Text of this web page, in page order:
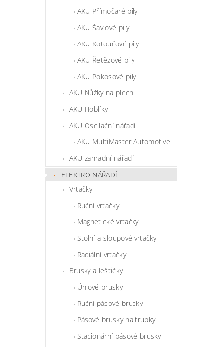
AKU Přímočaré pily
AKU Šavlové pily
AKU Kotoučové pily
AKU Řetězové pily
AKU Pokosové pily
AKU Nůžky na plech
AKU Hoblíky
AKU Oscilační nářadí
AKU MultiMaster Automotive
AKU zahradní nářadí
ELEKTRO NÁŘADÍ
Vrtačky
Ruční vrtačky
Magnetické vrtačky
Stolní a sloupové vrtačky
Radiální vrtačky
Brusky a leštičky
Úhlové brusky
Ruční pásové brusky
Pásové brusky na trubky
Stacionární pásové brusky